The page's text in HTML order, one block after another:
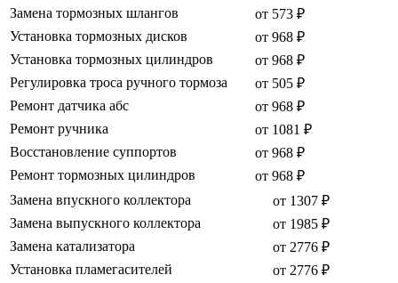
Замена тормозных шлангов
от 573 ₽
Установка тормозных дисков
от 968 ₽
Установка тормозных цилиндров
от 968 ₽
Регулировка троса ручного тормоза
от 505 ₽
Ремонт датчика абс
от 968 ₽
Ремонт ручника
от 1081 ₽
Восстановление суппортов
от 968 ₽
Ремонт тормозных цилиндров
от 968 ₽
Замена впускного коллектора
от 1307 ₽
Замена выпускного коллектора
от 1985 ₽
Замена катализатора
от 2776 ₽
Установка пламегасителей
от 2776 ₽